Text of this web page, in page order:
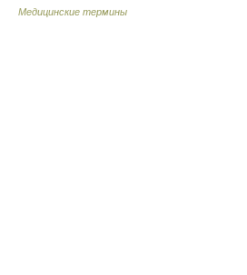
Медицинские термины